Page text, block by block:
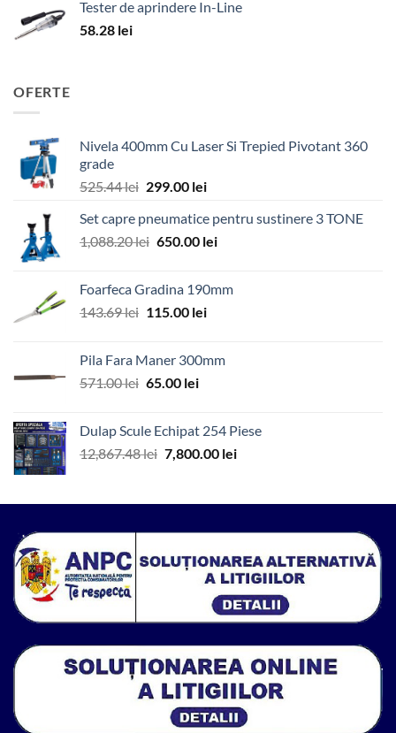
Tester de aprindere In-Line
58.28 lei
OFERTE
Nivela 400mm Cu Laser Si Trepied Pivotant 360
grade
525.44lei Prețul
a
fost:
299.00 leiPrețul
este:
299.00 lei.
Set capre pneumatice pentru sustinere 3 TONE
1,088.20lei Prețul
fost:
1,088.20 lei.
650.00 leiPrețul
650.00 lei.
Foarfeca Gradina 190mm
143.69lei Prețul
fost:
143.69 lei.
115.00 leiPrețul
115.00 lei.
Pila Fara Maner 300mm
571.00lei Prețul
fost:
571.00 lei.
65.00 leiPrețul
65.00 lei.
Dulap Scule Echipat 254 Piese
12,867.48lei Prețul
fost:
7,800.00 leiPrețul
7,800.00 lei.